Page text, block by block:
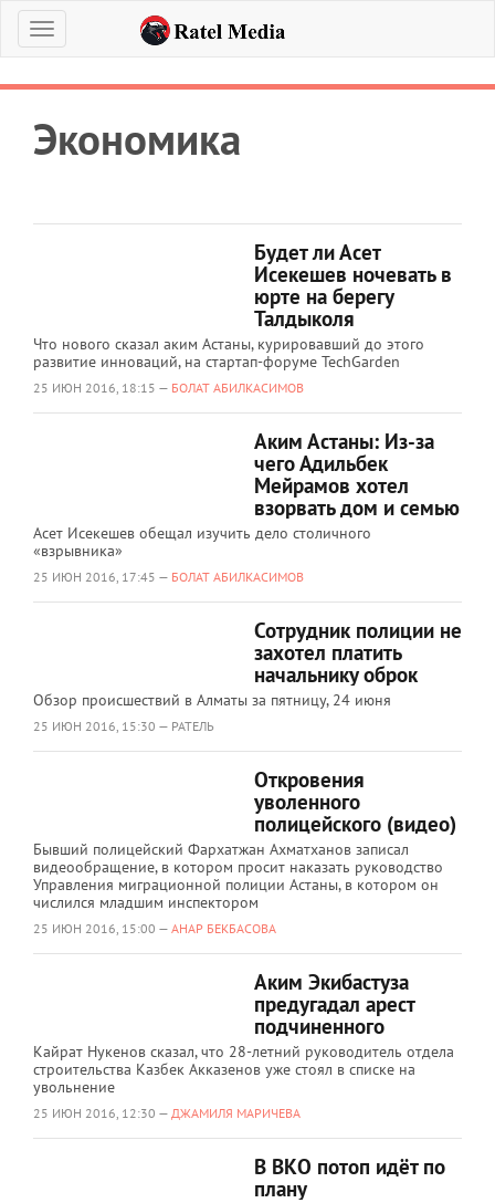
Меню
Экономика
Будет ли Асет
Исекешев ночевать в
юрте на берегу
Талдыколя
Что нового сказал аким Астаны, курировавший до этого
развитие инноваций, на стартап-форуме TechGarden
25 ИЮН 2016, 18:15 — БОЛАТ АБИЛКАСИМОВ
Аким Астаны: Из-за
чего Адильбек
Мейрамов хотел
взорвать дом и семью
Асет Исекешев обещал изучить дело столичного
«взрывника»
25 ИЮН 2016, 17:45 — БОЛАТ АБИЛКАСИМОВ
Сотрудник полиции не
захотел платить
начальнику оброк
Обзор происшествий в Алматы за пятницу, 24 июня
25 ИЮН 2016, 15:30 — РАТЕЛЬ
Откровения
уволенного
полицейского (видео)
Бывший полицейский Фархатжан Ахматханов записал
видеообращение, в котором просит наказать руководство
Управления миграционной полиции Астаны, в котором он
числился младшим инспектором
25 ИЮН 2016, 15:00 — АНАР БЕКБАСОВА
Аким Экибастуза
предугадал арест
подчиненного
Кайрат Нукенов сказал, что 28-летний руководитель отдела
строительства Казбек Акказенов уже стоял в списке на
увольнение
25 ИЮН 2016, 12:30 — ДЖАМИЛЯ МАРИЧЕВА
В ВКО потоп идёт по
плану